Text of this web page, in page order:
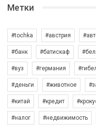
Метки
#tochka #австрия
#банк #батискаф
#вуз #германия
#деньги #животное
#китай #кредит
#налог #недвижимость